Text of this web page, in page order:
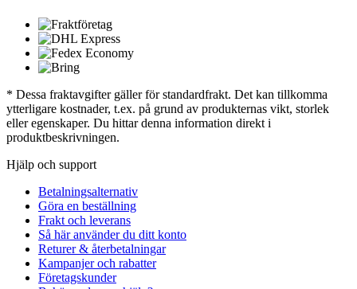
* Dessa fraktavgifter gäller för standardfrakt. Det kan tillkomma
ytterligare kostnader, t.ex. på grund av produkternas vikt, storlek
eller egenskaper. Du hittar denna information direkt i
produktbeskrivningen.
Hjälp och support
Betalningsalternativ
Göra en beställning
Frakt och leverans
Så här använder du ditt konto
Returer & återbetalningar
Kampanjer och rabatter
Företagskunder